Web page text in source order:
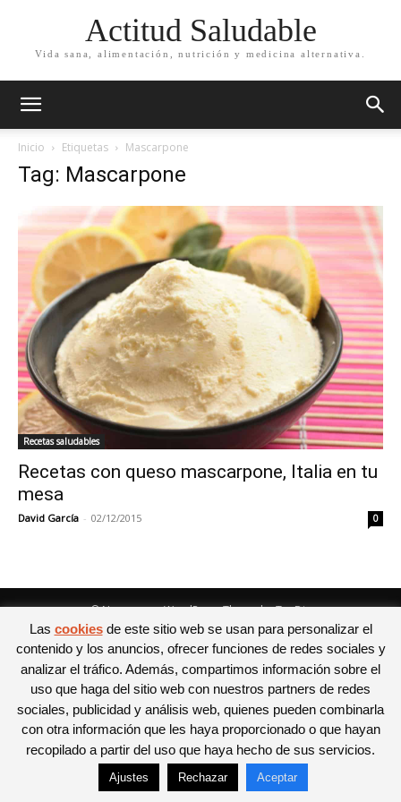
Actitud Saludable
Vida sana, alimentación, nutrición y medicina alternativa.
Inicio Etiquetas Mascarpone
Tag: Mascarpone
Recetas saludables
Recetas con queso mascarpone, Italia en tu
mesa
David García - 02/12/2015 0
© Newspaper WordPress Theme by TagDiv
Las cookiesde este sitio web se usan para personalizar el
contenido y los anuncios, ofrecer funciones de redes sociales y
analizar el tráfico. Además, compartimos información sobre el
uso que haga del sitio web con nuestros partners de redes
sociales, publicidad y análisis web, quienes pueden combinarla
con otra información que les haya proporcionado o que hayan
recopilado a partir del uso que haya hecho de sus servicios.
Ajustes Rechazar Aceptar